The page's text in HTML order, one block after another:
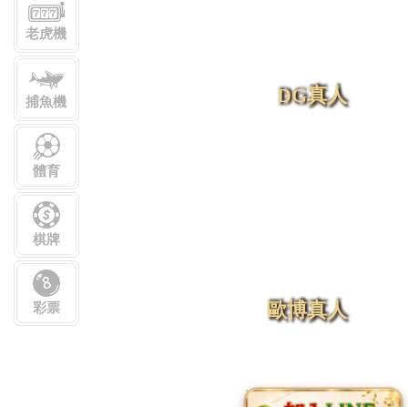
老虎機
捕魚機
體育
棋牌
彩票
DG真人
歐博真人